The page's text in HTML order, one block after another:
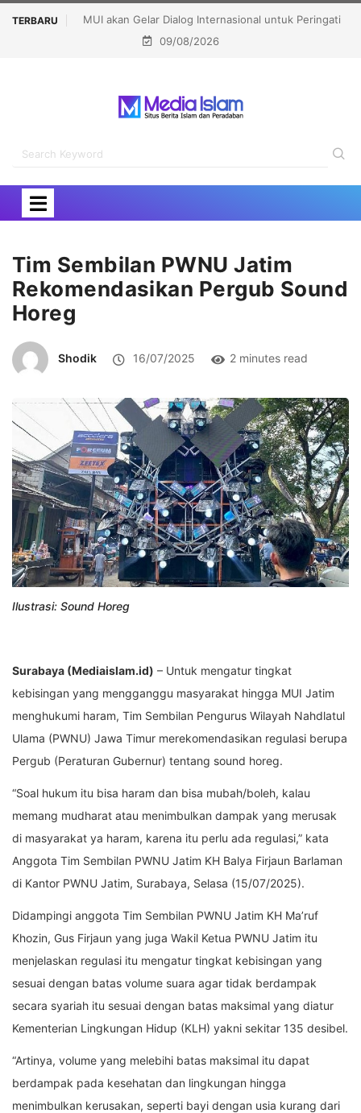
TERBARU
Peringati
Bupati Aceh Besar Harap Masjid Ibnu Abu Bakar Jadi
Pusat Pembinaan Umat
09/08/2026
Tim Sembilan PWNU Jatim
Rekomendasikan Pergub Sound
Horeg
Shodik 16/07/2025 2 minutes read
Ilustrasi: Sound Horeg
Surabaya (Mediaislam.id) – Untuk mengatur tingkat
kebisingan yang mengganggu masyarakat hingga MUI Jatim
menghukumi haram, Tim Sembilan Pengurus Wilayah Nahdlatul
Ulama (PWNU) Jawa Timur merekomendasikan regulasi berupa
Pergub (Peraturan Gubernur) tentang sound horeg.
“Soal hukum itu bisa haram dan bisa mubah/boleh, kalau
memang mudharat atau menimbulkan dampak yang merusak
di masyarakat ya haram, karena itu perlu ada regulasi,” kata
Anggota Tim Sembilan PWNU Jatim KH Balya Firjaun Barlaman
di Kantor PWNU Jatim, Surabaya, Selasa (15/07/2025).
Didampingi anggota Tim Sembilan PWNU Jatim KH Ma’ruf
Khozin, Gus Firjaun yang juga Wakil Ketua PWNU Jatim itu
menjelaskan regulasi itu mengatur tingkat kebisingan yang
sesuai dengan batas volume suara agar tidak berdampak
secara syariah itu sesuai dengan batas maksimal yang diatur
Kementerian Lingkungan Hidup (KLH) yakni sekitar 135 desibel.
“Artinya, volume yang melebihi batas maksimal itu dapat
berdampak pada kesehatan dan lingkungan hingga
menimbulkan kerusakan, seperti bayi dengan usia kurang dari